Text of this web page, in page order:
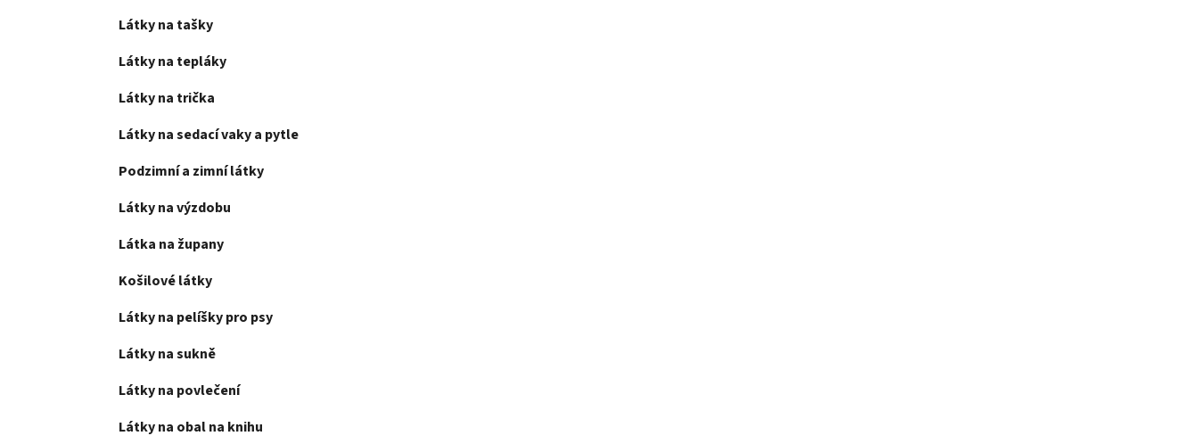
Látky na tašky
Látky na tepláky
Látky na trička
Látky na sedací vaky a pytle
Podzimní a zimní látky
Látky na výzdobu
Látka na župany
Košilové látky
Látky na pelíšky pro psy
Látky na sukně
Látky na povlečení
Látky na obal na knihu